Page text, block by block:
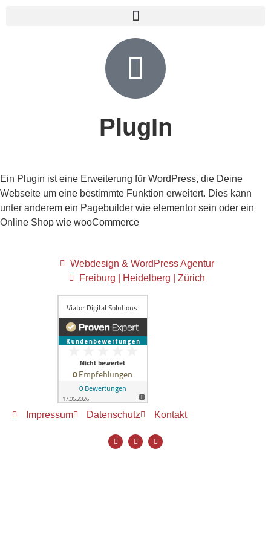
PlugIn
Ein Plugin ist eine Erweiterung für WordPress, die Deine
Webseite um eine bestimmte Funktion erweitert. Dies kann
unter anderem ein Pagebuilder wie elementor sein oder ein
Online Shop wie wooCommerce
Webdesign & WordPress Agentur
Freiburg | Heidelberg | Zürich
Impressum Datenschutz Kontakt